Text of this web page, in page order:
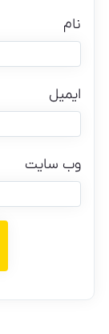
نام
ایمیل
وب‌ سایت